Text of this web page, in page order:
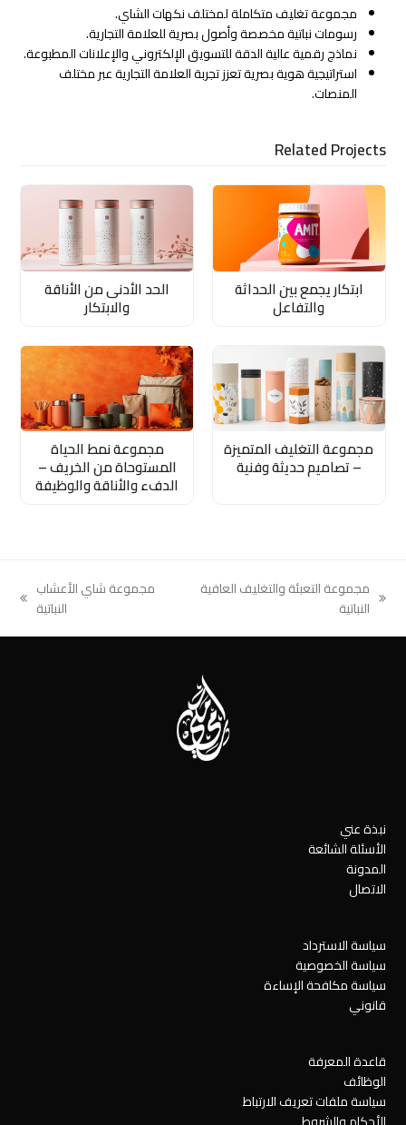
مجموعة تغليف متكاملة لمختلف نكهات الشاي.
رسومات نباتية مخصصة وأصول بصرية للعلامة التجارية.
نماذج رقمية عالية الدقة للتسويق الإلكتروني والإعلانات المطبوعة.
استراتيجية هوية بصرية تعزز تجربة العلامة التجارية عبر مختلف
المنصات.
Related Projects
ابتكار يجمع بين الحداثة
والتفاعل
الحد الأدنى من الأناقة
والابتكار
مجموعة التغليف المتميزة
– تصاميم حديثة وفنية
مجموعة نمط الحياة
المستوحاة من الخريف –
الدفء والأناقة والوظيفة
previous
مجموعة التعبئة والتغليف العافية
النباتية
مجموعة شاي الأعشاب
النباتية
نبذة عني
الأسئلة الشائعة
المدونة
الاتصال
سياسة الاسترداد
سياسة الخصوصية
سياسة مكافحة الإساءة
قانوني
قاعدة المعرفة
الوظائف
سياسة ملفات تعريف الارتباط